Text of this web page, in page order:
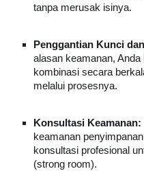
tanpa merusak isinya.
Penggantian Kunci
alasan keamanan,
kombinasi secara
melalui prosesnya.
Konsultasi Keamanan:
keamanan
konsultasi profesional
(strong room).